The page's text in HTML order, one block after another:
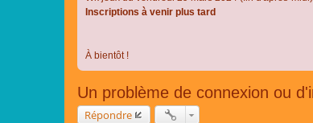
Inscriptions à venir plus tard
À bientôt !
Un problème de connexion ou
Répondre